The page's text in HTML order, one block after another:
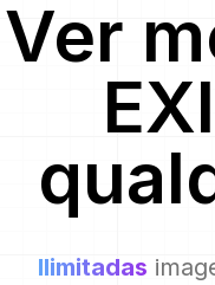
Ver
Ilimitadas